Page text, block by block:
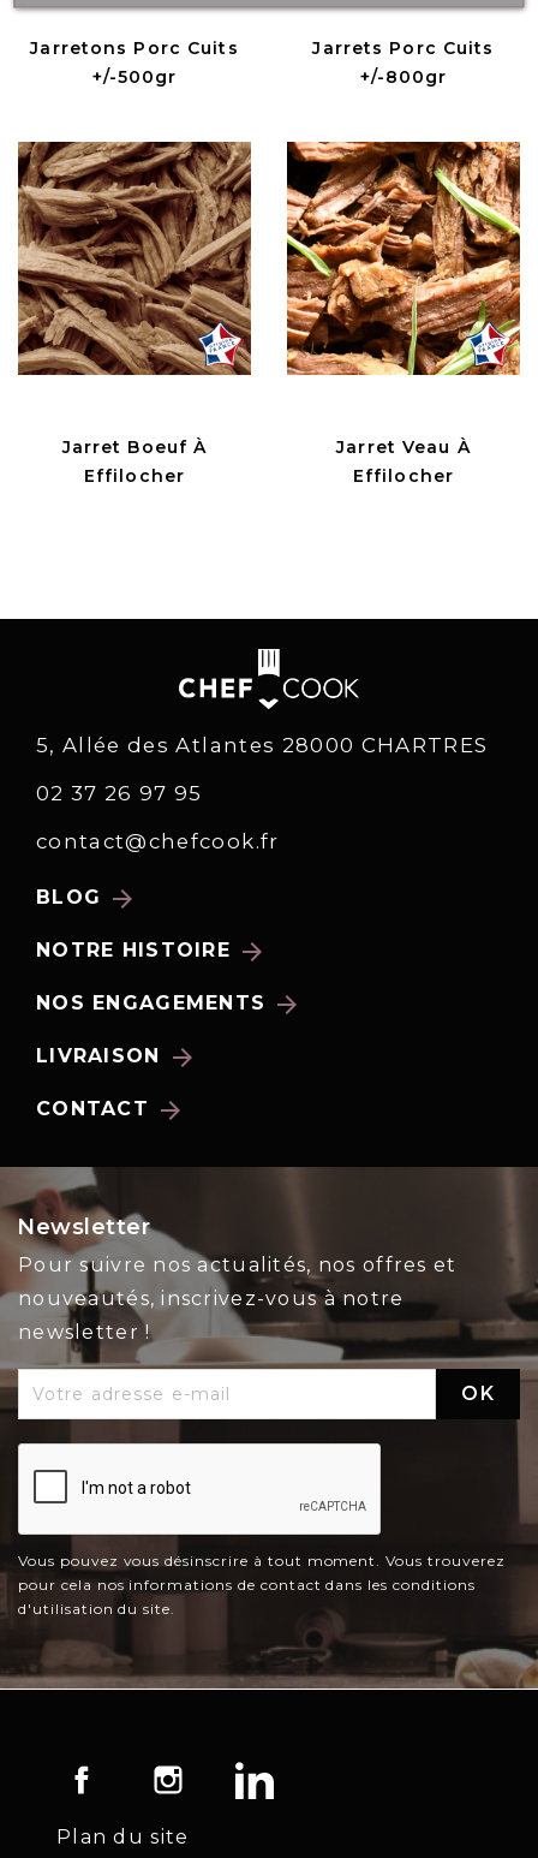
Jarretons Porc Cuits
+/-500gr
Jarrets Porc Cuits
+/-800gr
Jarret Boeuf À
Effilocher
Jarret Veau À
Effilocher
5, Allée des Atlantes 28000 CHARTRES
02 37 26 97 95
contact@chefcook.fr
BLOG arrow_forward
NOTRE HISTOIRE arrow_forward
NOS ENGAGEMENTS arrow_forward
LIVRAISON arrow_forward
CONTACT arrow_forward
Newsletter
Pour suivre nos actualités, nos offres et
nouveautés, inscrivez-vous à notre
newsletter !
Vous pouvez vous désinscrire à tout moment. Vous trouverez
pour cela nos informations de contact dans les conditions
d'utilisation du site.
Facebook Instagram
Plan du site